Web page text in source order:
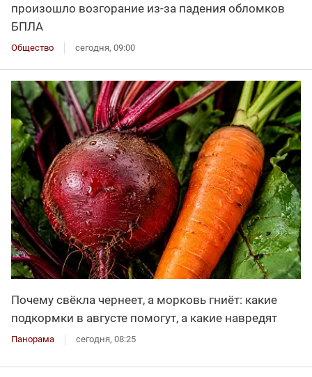
произошло возгорание из-за падения обломков
БПЛА
Общество сегодня, 09:00
Почему свёкла чернеет, а морковь гниёт: какие
подкормки в августе помогут, а какие навредят
Панорама сегодня, 08:25